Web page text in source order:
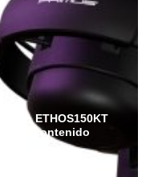
ETHOS150KT
de contenido